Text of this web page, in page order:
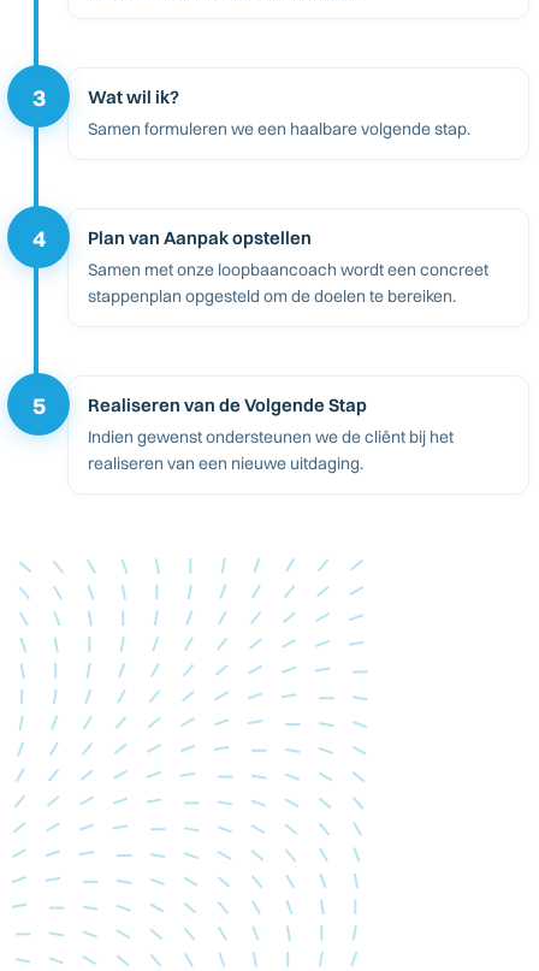
3 Wat wil ik?
Samen formuleren we een haalbare volgende stap.
4 Plan van Aanpak opstellen
Samen met onze loopbaancoach wordt een concreet
stappenplan opgesteld om de doelen te bereiken.
5 Realiseren van de Volgende Stap
Indien gewenst ondersteunen we de cliënt bij het
realiseren van een nieuwe uitdaging.